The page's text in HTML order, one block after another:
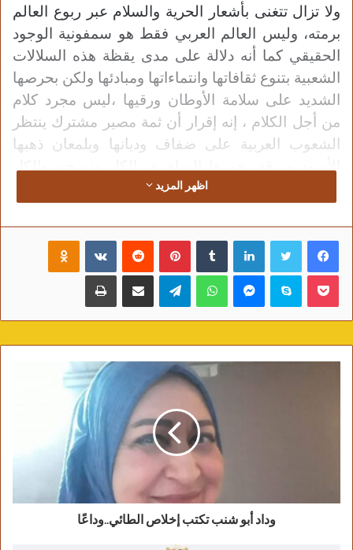
ولا تزال تتغنى بأشعار الحرية والسلام عبر ربوع العالم
برمته، وليس العالم العربي فقط هو سمفونية الوجود
الحقيقي كما أنه دلالة على مدى يقظة هذه السلالات
الشعبية بتنوع ثقافاتها وانتماءاتها ومبادئها ولكن بحرصها
الشديد على سلامة الأوطان ورقيها ،ليس مجرد كلام
من أجل الكلام ، إنه إقرار أن ثمة مصير مشترك ينتظر
الشعوب العربية على ضفاف وديانها وبلمعان ذهبها
متفق أن المصير واحد والدم سبق وأن امتزج في
لبعض في مواقف تبقى خالدة في سجل التاريخ الذي لا
يتبدد ولا يتغير بتغير المتداولين على المسؤولية أينما
كان موقعهم وحيثما كانت رتبهم ومهامهم، والبداية بأن
شهد يوم 30 من مارس 1958 يوم تضامن مع
في آسيا وأفريقيا ..مرورا بيوم 16 جويلية 1958 أين
رفعت 24 دولة أفريقية وآسيوية ،أعضاء في الأمم
المتحدة رسالة يطلبون فيها تسجيل القضية الجزائرية
في جدول أعمال الدورة 13 للجمعية العامة للأمم
ومن الحس العربي الذي كان له الصدى في تمتين
أواصر الأخوة بين العرب ، إنعقاد أول مؤتمر للجنة
التنسيق والتنفيذ بالقاهرة بتاريخ 21 أوت 1957، وإعلان
تونس عن حالة الطوارئ على الحدود الجزائرية بتاريخ
09 سبتمبر 1957 ،وقرار الحكومة للجمهورية الجزائرية
في اجتماع لها بطرابلس بتدويل القضية الجزائرية بتاريخ
اظهر المزيد
فيسبوك لينكدإن بينتيريست
بوكيت سكايب واتساب تيلقرام
وداد أبو شنب تكتب إخلاص الطائي..وداعًا